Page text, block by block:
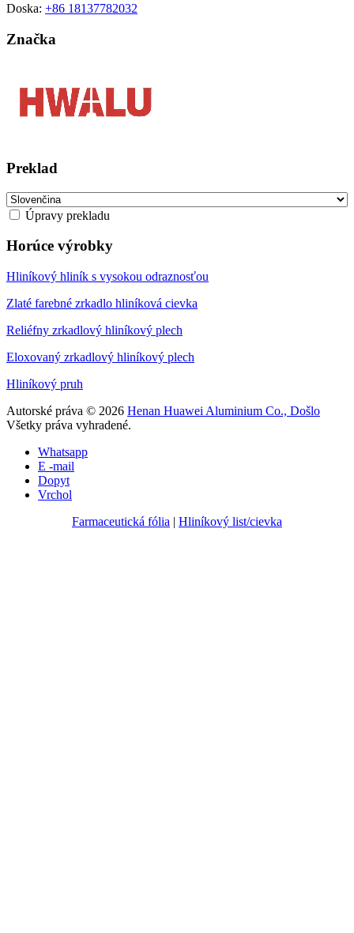
Doska: +86 18137782032
Značka
Preklad
Úpravy prekladu
Horúce výrobky
Hliníkový hliník s vysokou odraznosťou
Zlaté farebné zrkadlo hliníková cievka
Reliéfny zrkadlový hliníkový plech
Eloxovaný zrkadlový hliníkový plech
Hliníkový pruh
Autorské práva © 2026 Henan Huawei Aluminium Co., Došlo
Všetky práva vyhradené.
Whatsapp
E -mail
Dopyt
Vrchol
Farmaceutická fólia | Hliníkový list/cievka